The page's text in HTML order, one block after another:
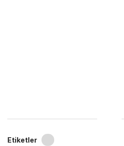
Etiketler